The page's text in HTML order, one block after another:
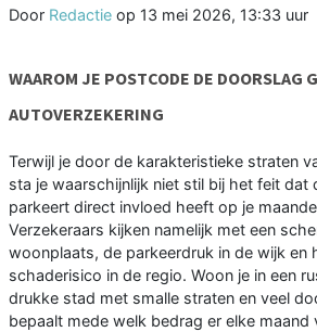
Door Redactie op 13 mei 2026, 13:33 uur
WAAROM JE POSTCODE DE DOORSLAG
AUTOVERZEKERING
Terwijl je door de karakteristieke straten
sta je waarschijnlijk niet stil bij het feit dat
parkeert direct invloed heeft op je
Verzekeraars kijken namelijk met een
woonplaats, de parkeerdruk in de wijk en
schaderisico in de regio. Woon je in een
drukke stad met smalle straten en veel
bepaalt mede welk bedrag er elke maand